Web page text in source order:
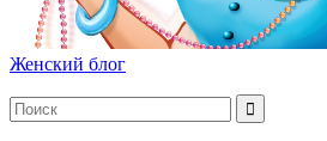
Женский блог